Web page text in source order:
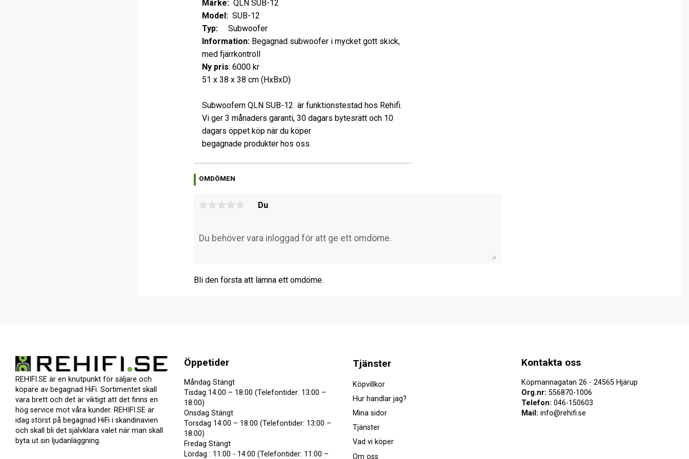
Märke: QLN SUB-12
Model:SUB-12
Typ:
Subwoofer
Information:Begagnad subwoofer i mycket gott skick,
med fjärrkontroll
Ny pris: 6000 kr
51 x 38 x 38 cm (HxBxD)
Subwoofern QLN SUB-12 är funktionstestad hos Rehifi.
Vi ger 3 månaders garanti, 30 dagars bytesrätt och 10
dagars öppet köp när du köper
begagnade produkter hos oss.
OMDÖMEN
Du
Bli den första att lämna ett omdöme.
REHIFI.SE är en knutpunkt för säljare och
köpare av begagnad HiFi. Sortimentet skall
vara brett och det är viktigt att det finns en
hög service mot våra kunder. REHIFI.SE är
idag störst på begagnad HiFi i skandinavien
och skall bli det självklara valet när man skall
byta ut sin ljudanläggning.
Öppetider
Måndag Stängt
Tisdag 14:00 – 18:00 (Telefontider: 13:00 –
18:00)
Onsdag Stängt
Torsdag 14:00 – 18:00 (Telefontider: 13:00 –
18:00)
Fredag Stängt
Lördag : 11:00 - 14:00 (Telefontider: 11:00 –
Kontakta oss
Köpmannagatan 26 - 24565 Hjärup
Org.nr: 556870-1006
Telefon: 046-150603
Mail: info@rehifi.se
Tjänster
Köpvillkor
Hur handlar jag?
Mina sidor
Tjänster
Vad vi köper
Om oss